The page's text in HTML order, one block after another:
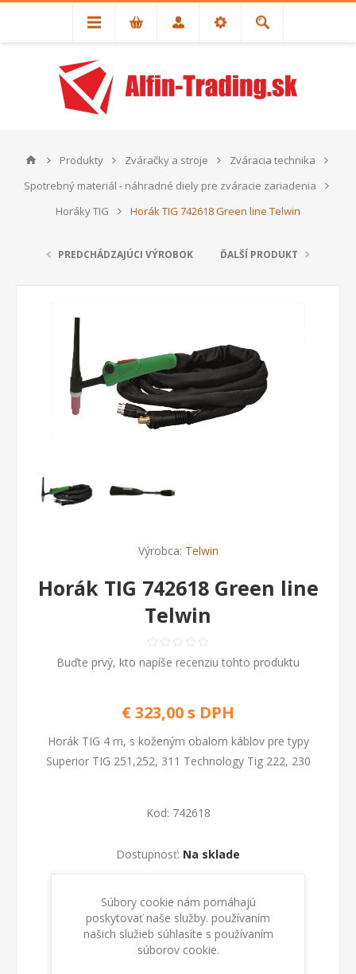
Produkty Zváračky a stroje
Zváracia technika
Spotrebný materiál - náhradné diely pre zváracie zariadenia
Horáky TIG
Horák TIG 742618 Green line Telwin
PREDCHÁDZAJÚCI VÝROBOK ĎALŠÍ PRODUKT
Výrobca: Telwin
Horák TIG 742618 Green line
Telwin
Buďte prvý, kto napíše recenziu tohto produktu
€ 323,00 s DPH
Horák TIG 4 m, s koženým obalom káblov pre typy
Superior TIG 251,252, 311 Technology Tig 222, 230
Kod: 742618
Dostupnosť: Na sklade
PRIDAŤ DO KOŠÍKA
Súbory cookie nám pomáhajú
poskytovať naše služby. používaním
našich služieb súhlasíte s používaním
súborov cookie.